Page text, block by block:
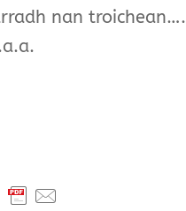
nan troichean….